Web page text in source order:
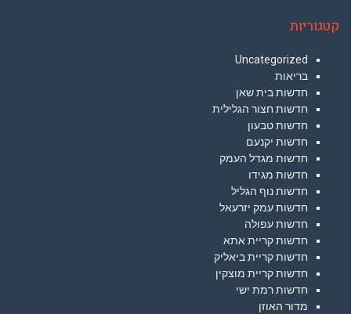
קטגוריות
Uncategorized
בריאות
חדשות בית שאן
חדשות חצור הגלילית
חדשות טבעון
חדשות יקנעם
חדשות מגדל העמק
חדשות מגידו
חדשות נוף הגליל
חדשות עמק יזרעאל
חדשות עפולה
חדשות קריית אתא
חדשות קריית ביאליק
חדשות קריית מוצקין
חדשות רמת ישי
מדור האוזן